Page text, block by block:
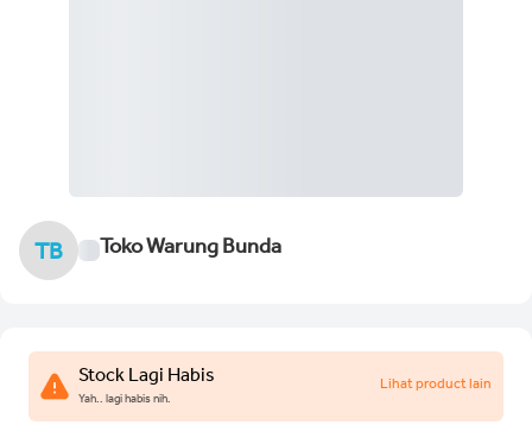
TB Toko Warung Bunda
Stock Lagi Habis
Yah.. lagi habis nih.
Lihat product lain